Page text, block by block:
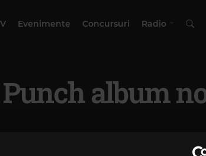
Evenimente Concursuri Radio
album